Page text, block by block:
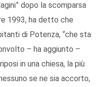
dopo la scomparsa
1993, ha detto che
di Potenza, “che sta
– ha aggiunto –
in una chiesa, la più
se ne sia accorto,